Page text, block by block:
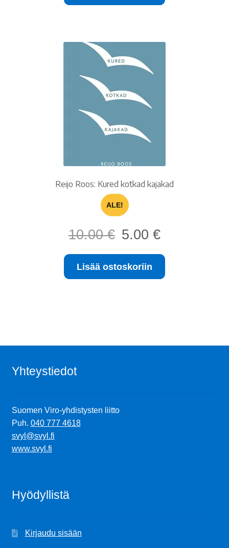
Reijo Roos: Kured kotkad kajakad
ALE!
10.00€
Alkuperäinen
hinta
oli:
10.00 €.
5.00€Nykyinen
on:
Lisää ostoskoriin
Yhteystiedot
Suomen Viro-yhdistysten liitto
Puh. 040 777 4618
svyl@svyl.fi
www.svyl.fi
Hyödyllistä
Kirjaudu sisään